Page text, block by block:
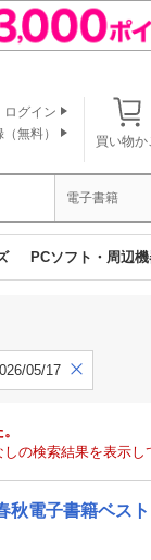
買い物か
ログイン
無料）
電子書籍
PCソフト・周辺
05/17
の検索結果を表示し
秋電子書籍ベス